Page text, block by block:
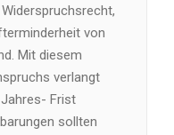
von
Mit diesem
verlangt
Frist
sollten